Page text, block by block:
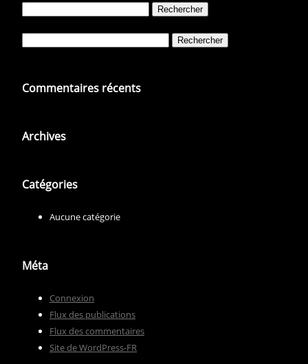
Commentaires récents
Archives
Catégories
Aucune catégorie
Méta
Connexion
Flux des publications
Flux des commentaires
Site de WordPress-FR